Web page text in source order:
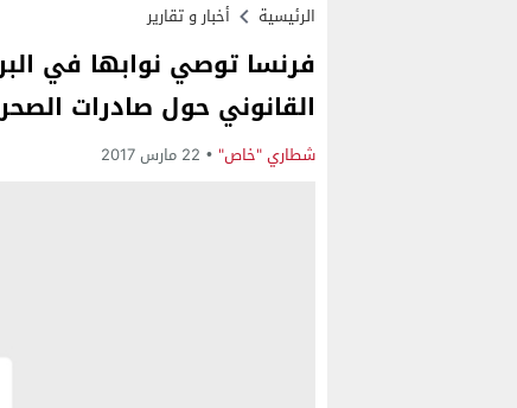
الرئيسية أخبار و تقارير
فرنسا توصي نوابها في
القانوني حول صادرات
شطاري "خاص" 22 مارس 2017